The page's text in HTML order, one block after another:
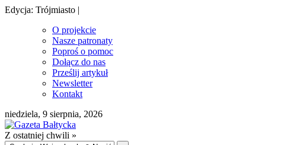
Edycja: Trójmiasto |
O projekcie
Nasze patronaty
Poproś o pomoc
Dołącz do nas
Prześlij artykuł
Newsletter
Kontakt
niedziela, 9 sierpnia, 2026
Z ostatniej chwili »